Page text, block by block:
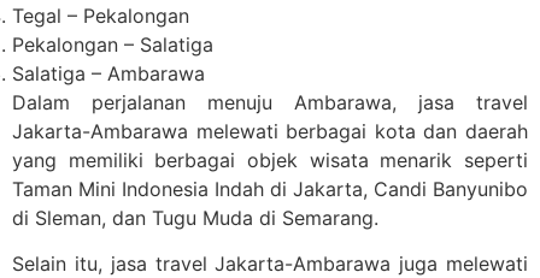
Tegal – Pekalongan
Pekalongan – Salatiga
Salatiga – Ambarawa
Dalam perjalanan menuju Ambarawa, jasa travel
Jakarta-Ambarawa melewati berbagai kota dan daerah
yang memiliki berbagai objek wisata menarik seperti
Taman Mini Indonesia Indah di Jakarta, Candi Banyunibo
di Sleman, dan Tugu Muda di Semarang.
Selain itu, jasa travel Jakarta-Ambarawa juga melewati